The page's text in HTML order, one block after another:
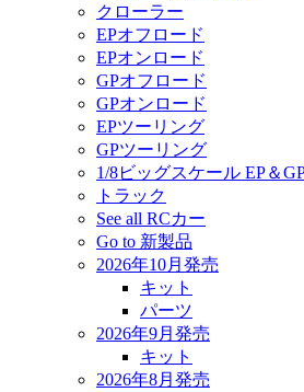
クローラー
EPオフロード
EPオンロード
GPオフロード
GPオンロード
EPツーリング
GPツーリング
1/8ビッグスケール EP＆
トラック
See all RCカー
Go to 新製品
2026年10月発売
キット
パーツ
2026年9月発売
キット
2026年8月発売